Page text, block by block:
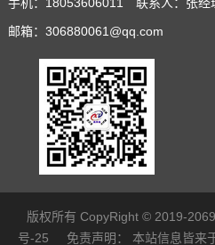
邮箱：306880061@qq.com
版权所有 CopyRight © 2019-2069
号-25
免责声明： 本站信息皆来